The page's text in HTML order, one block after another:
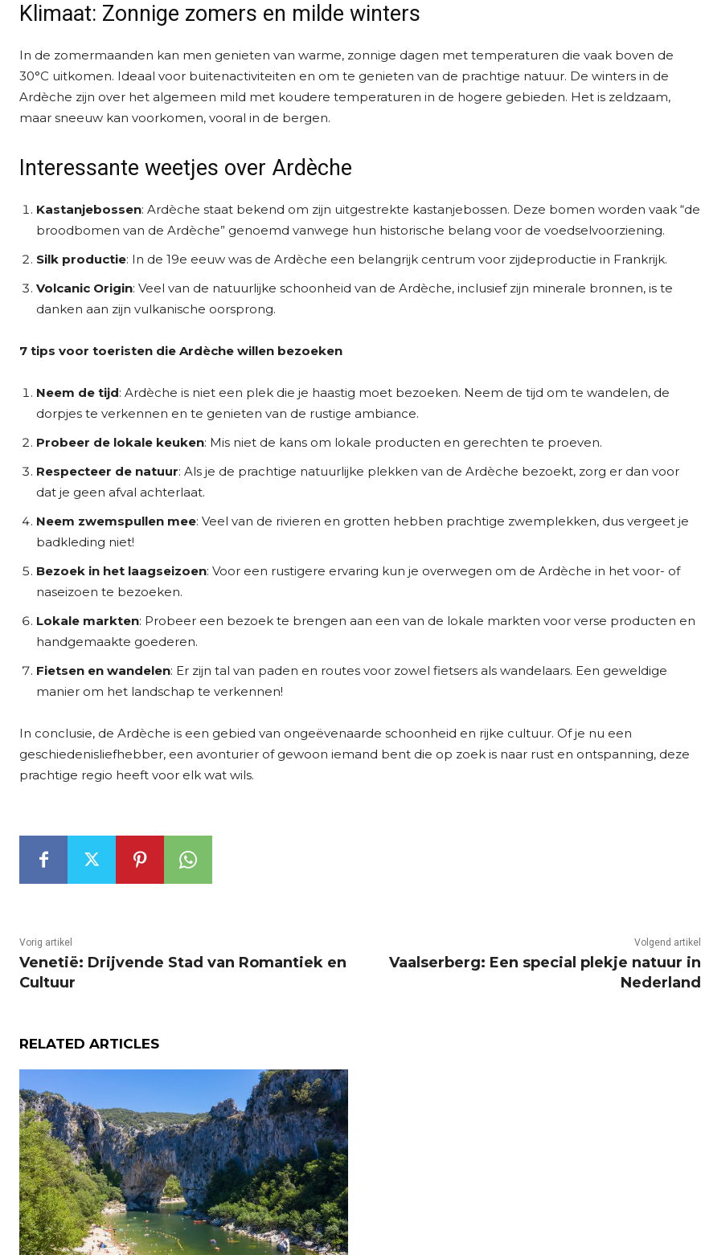
Klimaat: Zonnige zomers en milde winters
In de zomermaanden kan men genieten van warme, zonnige dagen met temperaturen die vaak boven de
30°C uitkomen. Ideaal voor buitenactiviteiten en om te genieten van de prachtige natuur. De winters in de
Ardèche zijn over het algemeen mild met koudere temperaturen in de hogere gebieden. Het is zeldzaam,
maar sneeuw kan voorkomen, vooral in de bergen.
Interessante weetjes over Ardèche
Kastanjebossen: Ardèche staat bekend om zijn uitgestrekte kastanjebossen. Deze bomen worden vaak “de
broodbomen van de Ardèche” genoemd vanwege hun historische belang voor de voedselvoorziening.
Silk productie: In de 19e eeuw was de Ardèche een belangrijk centrum voor zijdeproductie in Frankrijk.
Volcanic Origin: Veel van de natuurlijke schoonheid van de Ardèche, inclusief zijn minerale bronnen, is te
danken aan zijn vulkanische oorsprong.
7 tips voor toeristen die Ardèche willen bezoeken
Neem de tijd: Ardèche is niet een plek die je haastig moet bezoeken. Neem de tijd om te wandelen, de
dorpjes te verkennen en te genieten van de rustige ambiance.
Probeer de lokale keuken: Mis niet de kans om lokale producten en gerechten te proeven.
Respecteer de natuur: Als je de prachtige natuurlijke plekken van de Ardèche bezoekt, zorg er dan voor
dat je geen afval achterlaat.
Neem zwemspullen mee: Veel van de rivieren en grotten hebben prachtige zwemplekken, dus vergeet je
badkleding niet!
Bezoek in het laagseizoen: Voor een rustigere ervaring kun je overwegen om de Ardèche in het voor- of
naseizoen te bezoeken.
Lokale markten: Probeer een bezoek te brengen aan een van de lokale markten voor verse producten en
handgemaakte goederen.
Fietsen en wandelen: Er zijn tal van paden en routes voor zowel fietsers als wandelaars. Een geweldige
manier om het landschap te verkennen!
In conclusie, de Ardèche is een gebied van ongeëvenaarde schoonheid en rijke cultuur. Of je nu een
geschiedenisliefhebber, een avonturier of gewoon iemand bent die op zoek is naar rust en ontspanning, deze
prachtige regio heeft voor elk wat wils.
Vorig artikel
Venetië: Drijvende Stad van Romantiek en
Cultuur
Volgend artikel
Vaalserberg: Een special plekje natuur in
Nederland
RELATED ARTICLES